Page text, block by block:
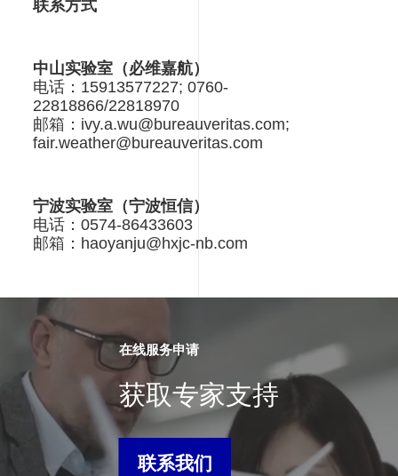
联系方式
中山实验室（必维嘉航）
电话：15913577227; 0760-
22818866/22818970
邮箱：ivy.a.wu@bureauveritas.com;
fair.weather@bureauveritas.com
宁波实验室（宁波恒信）
电话：0574-86433603
邮箱： haoyanju@hxjc-nb.com
在线服务申请
获取专家支持
联系我们